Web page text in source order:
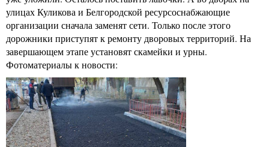
улицах Куликова и Белгородской ресурсоснабжающие
организации сначала заменят сети. Только после этого
дорожники приступят к ремонту дворовых территорий. На
завершающем этапе установят скамейки и урны.
Фотоматериалы к новости: